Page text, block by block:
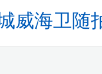
威海卫随